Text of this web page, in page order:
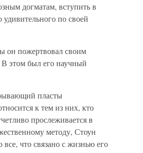
догматам, вступить в
по своей
он пожертвовал своим
этом был его научный
пласты
к тем из них, кто
прослеживается в
методу, Стоун
все, что связано с жизнью его